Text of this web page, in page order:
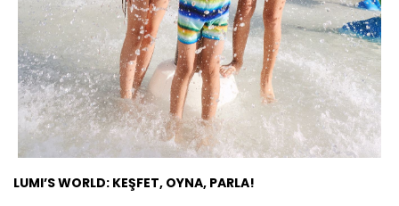
LUMI’S WORLD: KEŞFET, OYNA, PARLA!